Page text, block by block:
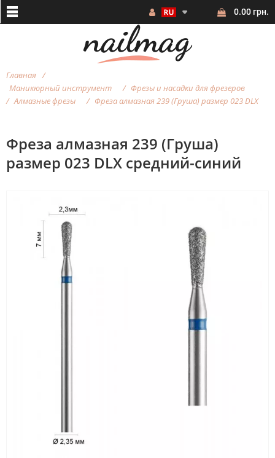
0.00 грн.
Главная
Маникюрный инструмент
Фрезы и насадки для фрезеров
Алмазные фрезы
Фреза алмазная 239 (Груша) размер 023 DLX
Фреза алмазная 239 (Груша)
размер 023 DLX средний-синий